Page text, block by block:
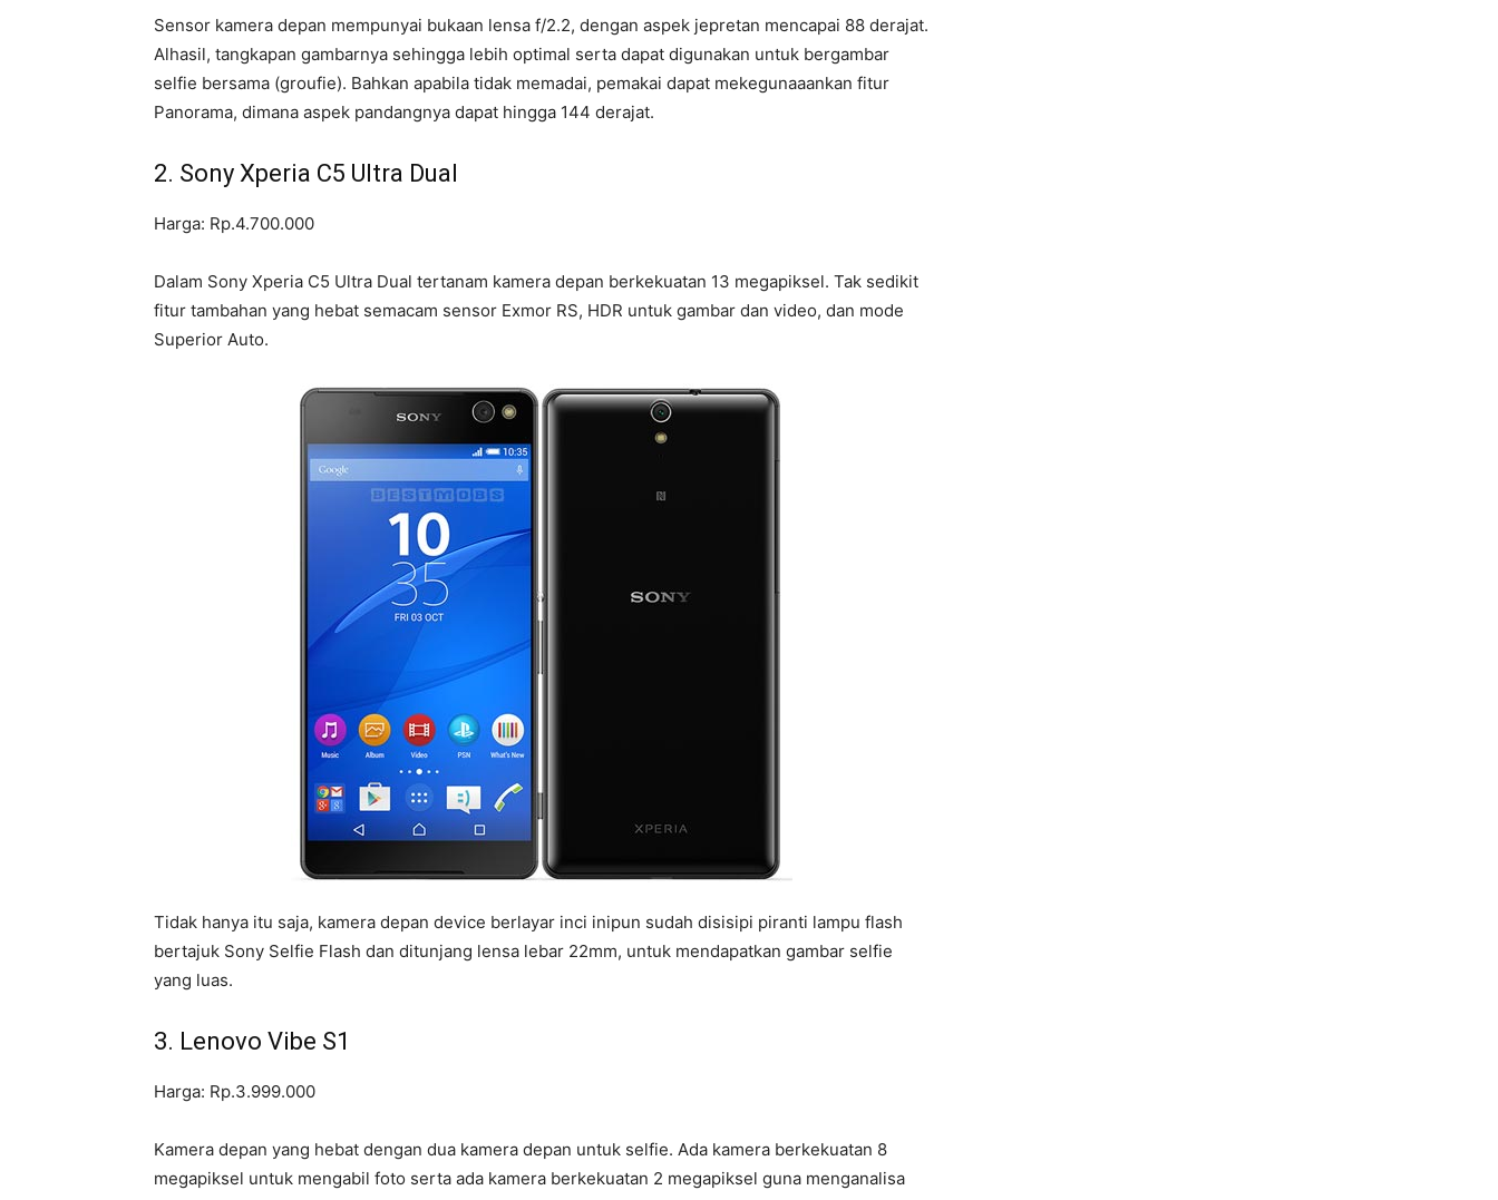
Sensor kamera depan mempunyai bukaan lensa f/2.2, dengan aspek jepretan mencapai 88 derajat.
Alhasil, tangkapan gambarnya sehingga lebih optimal serta dapat digunakan untuk bergambar
selfie bersama (groufie). Bahkan apabila tidak memadai, pemakai dapat mekegunaaankan fitur
Panorama, dimana aspek pandangnya dapat hingga 144 derajat.
2. Sony Xperia C5 Ultra Dual
Harga: Rp.4.700.000
Dalam Sony Xperia C5 Ultra Dual tertanam kamera depan berkekuatan 13 megapiksel. Tak sedikit
fitur tambahan yang hebat semacam sensor Exmor RS, HDR untuk gambar dan video, dan mode
Superior Auto.
Tidak hanya itu saja, kamera depan device berlayar inci inipun sudah disisipi piranti lampu flash
bertajuk Sony Selfie Flash dan ditunjang lensa lebar 22mm, untuk mendapatkan gambar selfie
yang luas.
3. Lenovo Vibe S1
Harga: Rp.3.999.000
Kamera depan yang hebat dengan dua kamera depan untuk selfie. Ada kamera berkekuatan 8
megapiksel untuk mengabil foto serta ada kamera berkekuatan 2 megapiksel guna menganalisa